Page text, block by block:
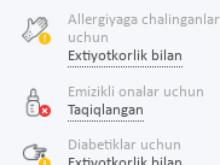
Allergiyaga chalinganlar
uchun
Extiyotkorlik bilan
Emizikli onalar uchun
Taqiqlangan
Diabetiklar uchun